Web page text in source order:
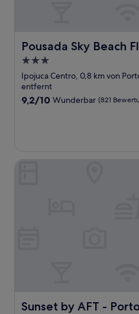
Pousada Sky Beach
Pousada Sky Beach Flat
3.0-
Sterne-
Unterkunft
Ipojuca Centro, 0,8 km von
entfernt
9.2
9,2/10 Wunderbar (821
Sunset by AFT -
Sunset by AFT - Porto de